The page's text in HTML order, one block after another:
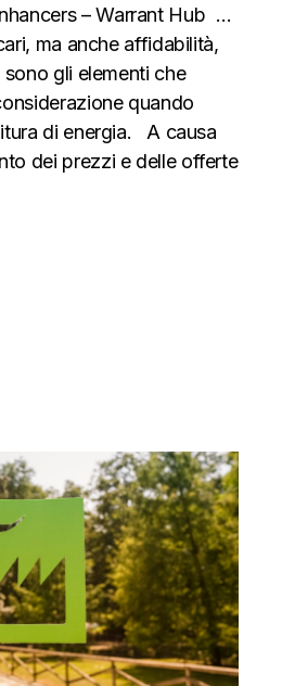
– Warrant Hub …
ma anche affidabilità,
gli elementi che
quando
di energia. A causa
dei prezzi e delle offerte